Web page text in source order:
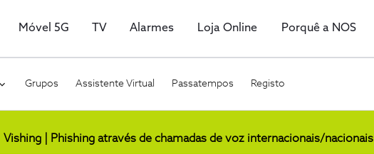
Móvel 5G TV Alarmes Loja Online Porquê a NOS
Grupos Assistente Virtual Passatempos Registo
Vishing | Phishing através de chamadas de voz internacionais/nacionais